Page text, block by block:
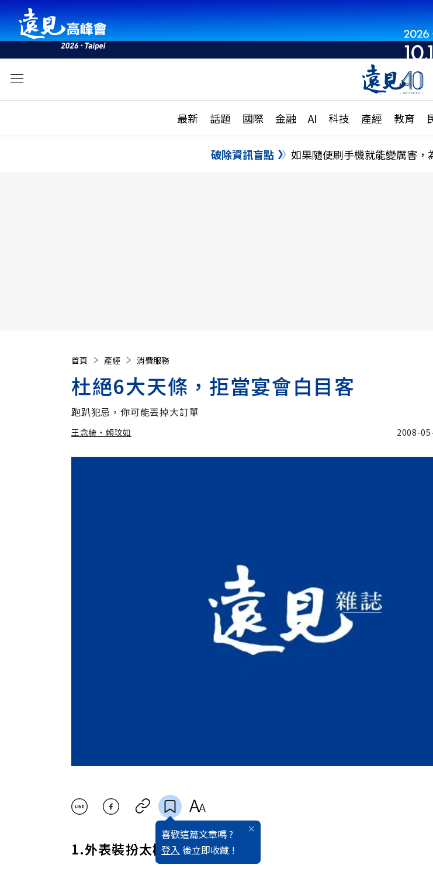
最新 話題 國際 金融 AI 科技 產經 教育
活動
話題
國際
特輯
大學升學、
縣市施政
破除資訊盲點 如果隨便刷手機就能變厲害，
首頁 產經 消費服務
杜絕6大天條，拒當宴會白目客
跑趴犯忌，你可能丟掉大訂單
王念綺‧賴玟如 2008-
喜歡這篇文章嗎 ?
登入 後立即收藏 !
1.外表裝扮太極端